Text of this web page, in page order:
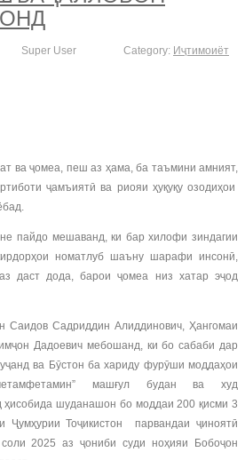
Super User Category: Иҷтимоиёт
ва ҷомеа, пеш аз ҳама, ба таъмини амният,
ҷамъиятӣ ва риояи ҳуқуқу озодиҳои
пайдо мешаванд, ки бар хилофи зиндагии
номатлуб шаъну шарафи инсонӣ,
даст дода, барои ҷомеа низ хатар эҷод
Садриддин Алиддинович, Ҳангомаи
Дадоевич мебошанд, ки бо сабаби дар
ва Бӯстон ба хариду фурӯши моддаҳои
машғул будан ва худ
ҳисобида шуданашон бо моддаи 200 қисми 3
Ҷумҳурии Тоҷикистон парвандаи ҷиноятӣ
2025 аз ҷониби суди ноҳияи Бобоҷон